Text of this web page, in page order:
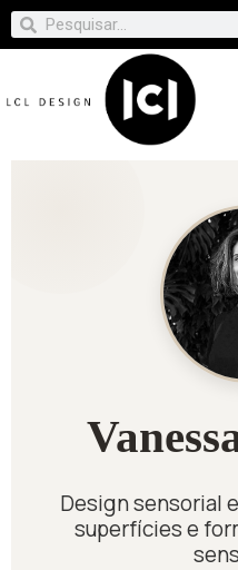
Design sensorial
superfícies e